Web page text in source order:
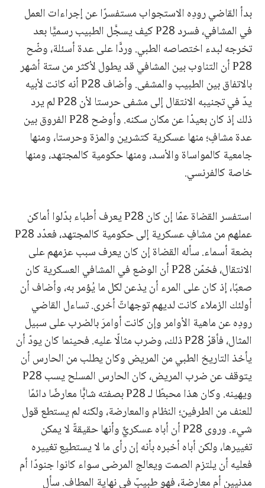
بدأ القاضي رودِه الاستجواب مستفسرًا عن إجراءات العمل
في المشافي، فسرد P28 كيف يسجَّل الطبيب رسميًّا بعد
تخرجه لبدء اختصاصه الطبي. وردًّا على عدة أسئلة، وضّح
P28 أن التناوب بين المشافي قد يطول لأكثر من ستة أشهر
بالاتفاق بين الطبيب والمشفى. وأضاف P28 أنه كانت لأبيه
يدٌ في تجنيبه الانتقال إلى مشفى حرستا لأن P28 لم يرد
ذلك إذ كان بعيدّا عن مكان سكنه. وأوضح P28 الفروق بين
عدة مشافٍ؛ منها عسكرية كتشرين والمزة وحرستا، ومنها
جامعية كالمواساة والأسد، ومنها حكومية كالمجتهد، ومنها
خاصة كالفرنسي.
استفسر القضاة عمّا إن كان P28 يعرف أطباء بدّلوا أماكن
عملهم من مشافٍ عسكرية إلى حكومية كالمجتهد، فعدّد P28
بضعة أسماء. سأله القضاة إن كان يعرف سبب عزمهم على
الانتقال، فخمّن P28 أن الوضع في المشافي العسكرية كان
صعبًا، إذ كان على المرء أن يذعن لكل ما يُؤمر به، وأضاف أن
أولئك الزملاء كانت لديهم توجهاتٌ أخرى. تساءل القاضي
رودِه عن ماهية الأوامر وإن كانت أوامرَ بالضرب على سبيل
المثال، فأقرّ P28 ذلك، وضرب مثالًا عليه. فحينما كان يودّ أن
يأخذ التاريخ الطبي من المريض وكان يطلب من الحارس أن
يتوقف عن ضرب المريض، كان الحارس المسلح يسب P28
ويهينه. وكان هذا محبطًا لـ P28 بصفته شابًّا معارضًا دائمًا
للعنف من الطرفين؛ النظام والمعارضة، ولكنه لم يستطع قول
شيء. وروى P28 أن أباه عسكريٌّ وأنها حقيقةٌ لا يمكن
تغييرها، ولكن أباه أخبره بأنه إن رأى ما لا يستطيع تغييره
فعليه أن يلتزم الصمت ويعالج المرضى سواء كانوا جنودًا أم
مدنيين أم معارضة، فهو طبيبٌ في نهاية المطاف. سأل